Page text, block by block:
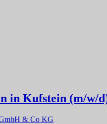
in Kufstein (m/w/
& Co KG